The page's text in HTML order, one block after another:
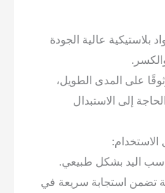
عالية الجودة
الطويل،
طبيعي.
سريعة في